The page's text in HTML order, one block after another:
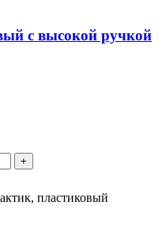
с высокой ручкой
+